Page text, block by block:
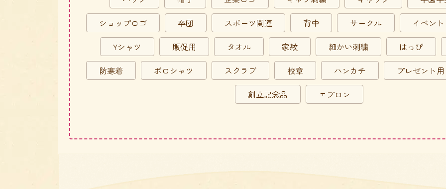
ショップロゴ
卒団 スポーツ関連 背中 サークル
イベント
Yシャツ
販促用 タオル 家紋 細かい刺繍
はっぴ
防寒着
ポロシャツ スクラブ 校章 ハンカチ
プレゼント用
創立記念品
エプロン